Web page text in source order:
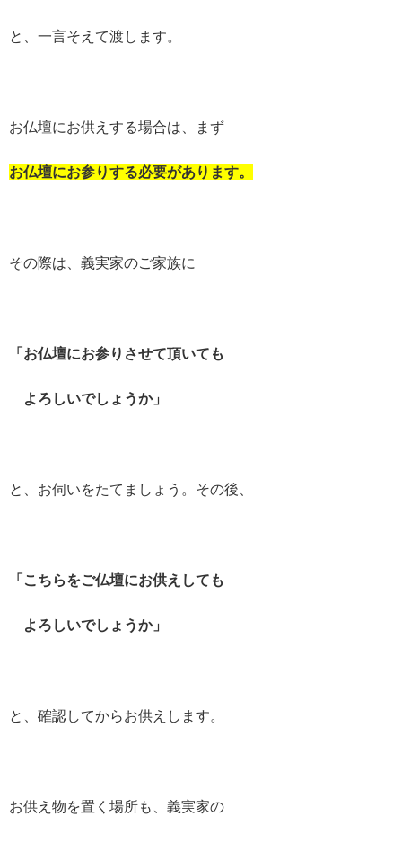
と、一言そえて渡します。
お仏壇にお供えする場合は、まず
お仏壇にお参りする必要があります。
その際は、義実家のご家族に
「お仏壇にお参りさせて頂いても
よろしいでしょうか」
と、お伺いをたてましょう。その後、
「こちらをご仏壇にお供えしても
よろしいでしょうか」
と、確認してからお供えします。
お供え物を置く場所も、義実家の